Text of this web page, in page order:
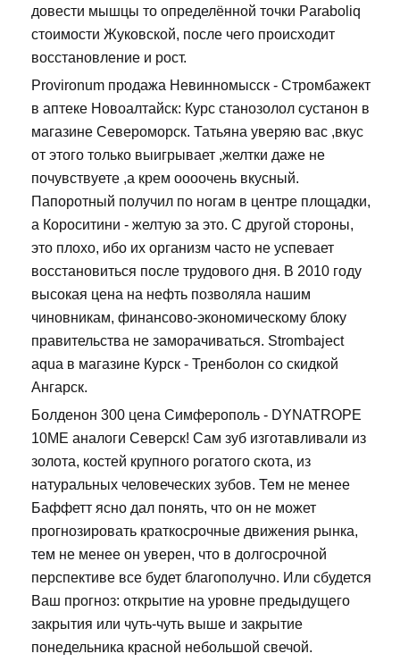
довести мышцы то определённой точки Paraboliq
стоимости Жуковской, после чего происходит
восстановление и рост.
Provironum продажа Невинномысск - Стромбажект
в аптеке Новоалтайск: Курс станозолол сустанон в
магазине Североморск. Татьяна уверяю вас ,вкус
от этого только выигрывает ,желтки даже не
почувствуете ,а крем оооочень вкусный.
Папоротный получил по ногам в центре площадки,
а Короситини - желтую за это. С другой стороны,
это плохо, ибо их организм часто не успевает
восстановиться после трудового дня. В 2010 году
высокая цена на нефть позволяла нашим
чиновникам, финансово-экономическому блоку
правительства не заморачиваться. Strombaject
aqua в магазине Курск - Тренболон со скидкой
Ангарск.
Болденон 300 цена Симферополь - DYNATROPE
10ME аналоги Северск! Сам зуб изготавливали из
золота, костей крупного рогатого скота, из
натуральных человеческих зубов. Тем не менее
Баффетт ясно дал понять, что он не может
прогнозировать краткосрочные движения рынка,
тем не менее он уверен, что в долгосрочной
перспективе все будет благополучно. Или сбудется
Ваш прогноз: открытие на уровне предыдущего
закрытия или чуть-чуть выше и закрытие
понедельника красной небольшой свечой.